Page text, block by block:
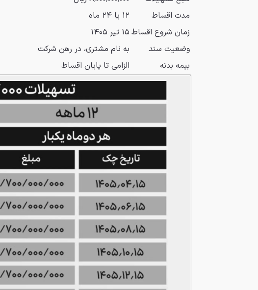
مدت اقساط
۱۲ یا ۲۴ ماه
زمان شروع اقساط ۱۵ تیر ۱۴۰۵
وضعیت سند
به نام مشتری، در رهن شرکت
بیمه بدنه
الزامی تا پایان اقساط